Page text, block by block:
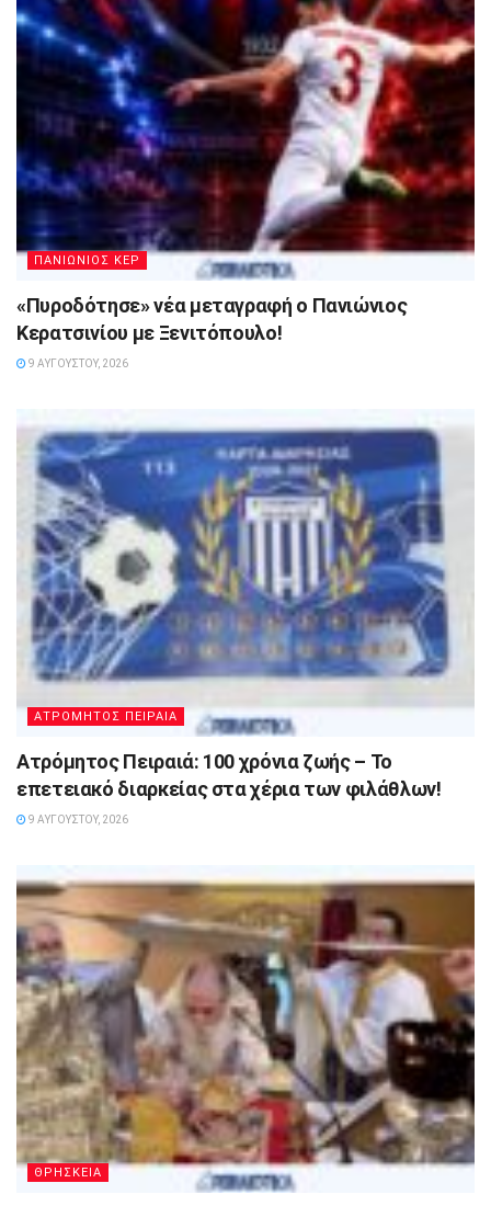
ΠΑΝΙΩΝΙΟΣ ΚΕΡ
«Πυροδότησε» νέα μεταγραφή ο Πανιώνιος
Κερατσινίου με Ξενιτόπουλο!
9 ΑΥΓΟΎΣΤΟΥ, 2026
ΑΤΡΟΜΗΤΟΣ ΠΕΙΡΑΙΑ
Ατρόμητος Πειραιά: 100 χρόνια ζωής – Το
επετειακό διαρκείας στα χέρια των φιλάθλων!
9 ΑΥΓΟΎΣΤΟΥ, 2026
ΘΡΗΣΚΕΙΑ